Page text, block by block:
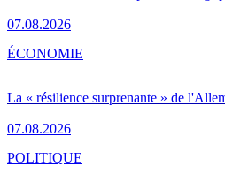
07.08.2026
La « résilience surprenante » de
07.08.2026
ÉCONOMIE
POLITIQUE